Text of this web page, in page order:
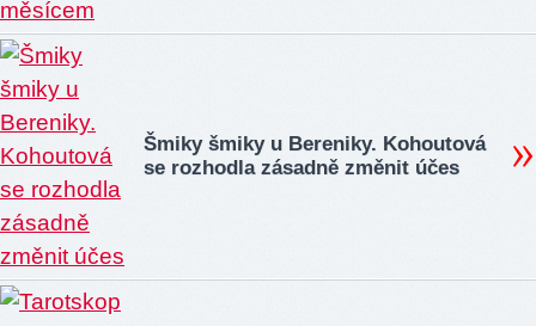
Šmiky šmiky u Bereniky. Kohoutová
se rozhodla zásadně změnit účes